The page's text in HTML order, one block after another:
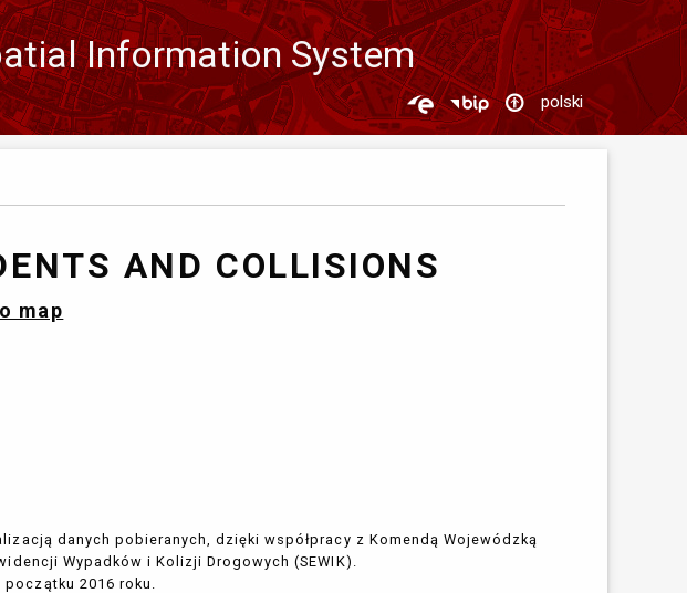
Information System
Zmień
język
polski
AND COLLISIONS
map
danych pobieranych, dzięki współpracy z Komendą Wojewódzką
Wypadków i Kolizji Drogowych (SEWIK).
początku 2016 roku.